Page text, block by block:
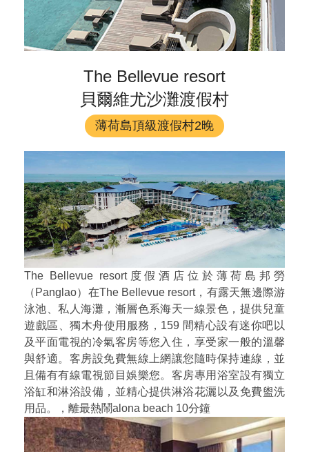
The Bellevue resort
貝爾維尤沙灘渡假村
薄荷島頂級渡假村2晚
The Bellevue resort度假酒店位於薄荷島邦勞
（Panglao）在The Bellevue resort，有露天無邊際游
泳池、私人海灘，漸層色系海天一線景色，提供兒童
遊戲區、獨木舟使用服務，159 間精心設有迷你吧以
及平面電視的冷氣客房等您入住，享受家一般的溫馨
與舒適。客房設免費無線上網讓您隨時保持連線，並
且備有有線電視節目娛樂您。客房專用浴室設有獨立
浴缸和淋浴設備，並精心提供淋浴花灑以及免費盥洗
用品。，離最熱鬧alona beach 10分鐘